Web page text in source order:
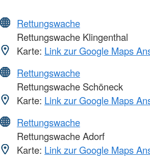
Rettungswache
Rettungswache Klingenthal
Karte: Link zur Google Maps
Rettungswache
Rettungswache Schöneck
Karte: Link zur Google Maps
Rettungswache
Rettungswache Adorf
Karte: Link zur Google Maps